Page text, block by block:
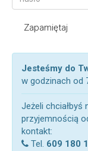
Zapamiętaj
Jesteśmy do
w godzinach od
Jeżeli chciałbyś
przyjemnością
kontakt:
Tel. 609 180